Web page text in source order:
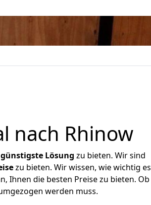
nach Rhinow
günstigste Lösung zu bieten. Wir sind
zu bieten. Wir wissen, wie wichtig es
Ihnen die besten Preise zu bieten. Ob
werden muss.